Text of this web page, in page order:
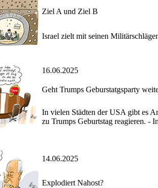
Ziel A und Ziel B
Israel zielt mit seinen
16.06.2025
Geht Trumps Geburstatgsparty
In vielen Städten der USA gibt es
zu Trumps Geburtstag reagieren. -
14.06.2025
Explodiert Nahost?